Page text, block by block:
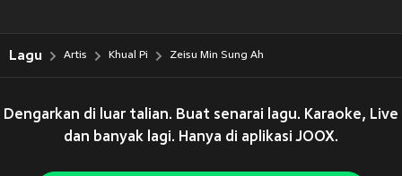
Lagu Artis Khual Pi Zeisu Min Sung Ah
Dengarkan di luar talian. Buat senarai lagu. Karaoke, Live
dan banyak lagi. Hanya di aplikasi JOOX.